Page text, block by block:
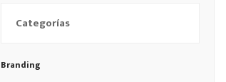
Categorías
Branding